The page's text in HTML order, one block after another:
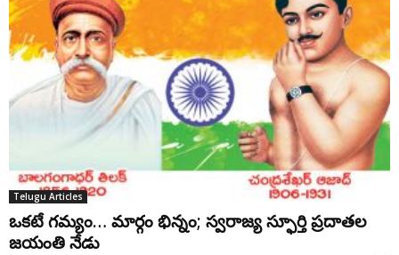
Telugu Articles
ఒకటే గమ్యం… మార్గం భిన్నం; స్వరాజ్య స్ఫూర్తి ప్రదాతల
జయంతి నేడు